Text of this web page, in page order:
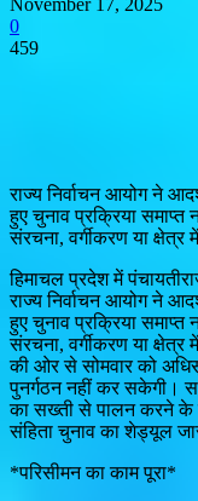
0
459
राज्य निर्वाचन आयोग ने
हुए चुनाव प्रक्रिया
संरचना, वर्गीकरण या क्षेत्र
हिमाचल प्रदेश में
राज्य निर्वाचन आयोग ने
हुए चुनाव प्रक्रिया
संरचना, वर्गीकरण या
की ओर से सोमवार को
पुनर्गठन नहीं कर सकेगी।
का सख्ती से पालन करने के
संहिता चुनाव का शेड्यूल
*परिसीमन का काम पूरा*